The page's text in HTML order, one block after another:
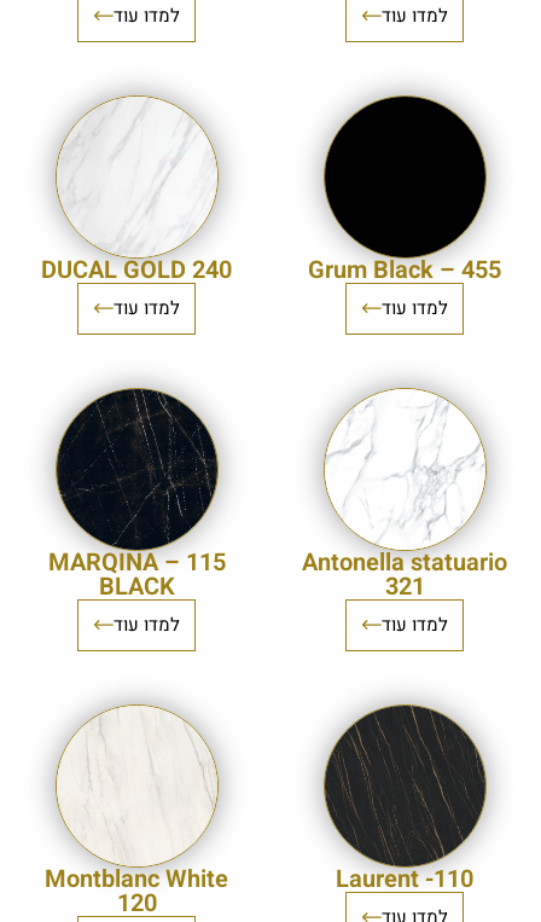
למדו עוד למדו עוד
455 – Grum Black
למדו עוד
DUCAL GOLD 240
למדו עוד
Antonella statuario
321
למדו עוד
115 – MARQINA
BLACK
למדו עוד
Laurent -110
למדו עוד
Montblanc White
120